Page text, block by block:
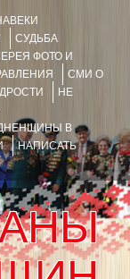
СУДЬБА
ФОТО И
СМИ О
НЕ
В
НАПИСАТЬ